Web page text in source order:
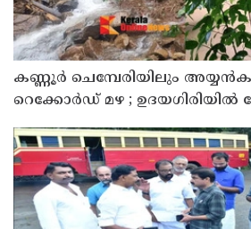
കണ്ണൂർ ചെമ്പേരിയിലും
റെക്കോർഡ് മഴ ; ഉദയഗിരിയിൽ